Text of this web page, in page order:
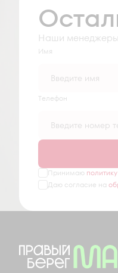
Наши менеджеры
Имя
Tелефон
Принимаю
Даю согласие на